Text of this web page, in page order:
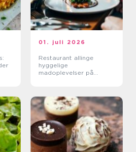
01. juli 2026
Restaurant allinge
hyggelige
madoplevelser på